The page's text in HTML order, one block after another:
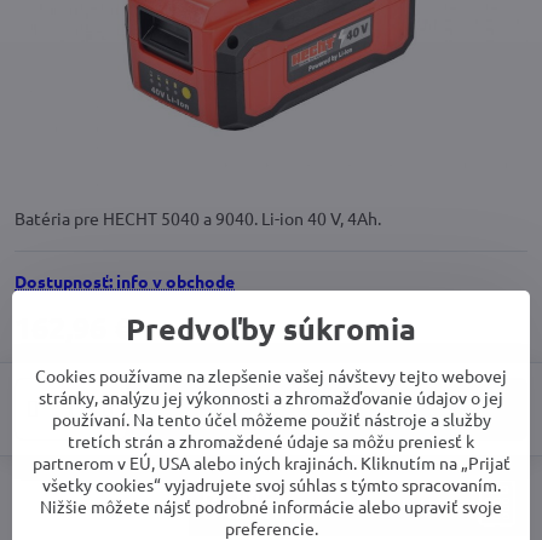
Batéria pre HECHT 5040 a 9040. Li-ion 40 V, 4Ah.
Dostupnosť: info v obchode
162,96 €
Do košíka
Predvoľby súkromia
Cookies používame na zlepšenie vašej návštevy tejto webovej
stránky, analýzu jej výkonnosti a zhromažďovanie údajov o jej
používaní. Na tento účel môžeme použiť nástroje a služby
tretích strán a zhromaždené údaje sa môžu preniesť k
partnerom v EÚ, USA alebo iných krajinách. Kliknutím na „Prijať
všetky cookies“ vyjadrujete svoj súhlas s týmto spracovaním.
Nižšie môžete nájsť podrobné informácie alebo upraviť svoje
preferencie.